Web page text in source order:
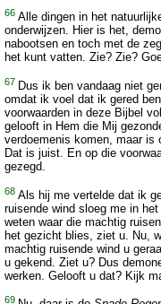
66 Alle dingen in het
onderwijzen. Hier is het,
nabootsen en toch met de
het kunt vatten. Zie? Zie?
67 Dus ik ben vandaag niet
omdat ik voel dat ik gered
voorwaarden in deze Bijbel
gelooft in Hem die Mij
verdoemenis komen, maar is
Dat is juist. En op die
gezegd.
68 Als hij me vertelde dat ik
ruisende wind sloeg me in
weten waar die machtig
het gezicht blies, ziet u. Nu,
machtig ruisende wind u
u gekend. Ziet u? Dus
werken. Gelooft u dat? Kijk
69